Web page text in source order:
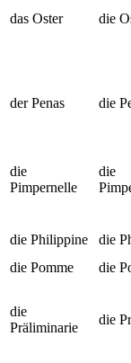
das Oster die
der Penas die
die
Pimpernelle
die
die Philippine
die
die Pomme
die
die
Präliminarie
die